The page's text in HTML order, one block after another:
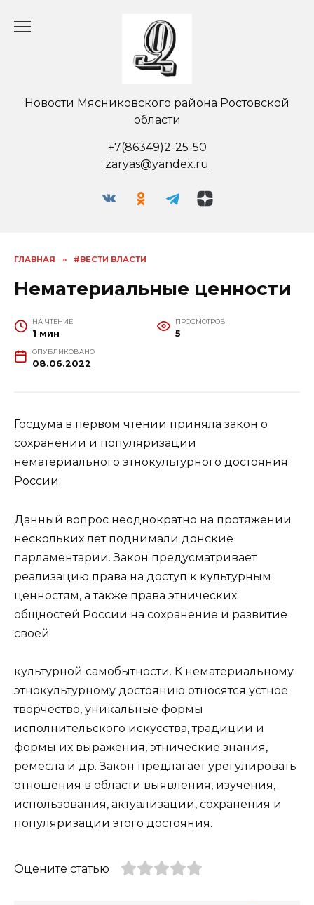
Новости Мясниковского района Ростовской
области
+7(86349)2-25-50
zaryas@yandex.ru
ГЛАВНАЯ » #ВЕСТИ ВЛАСТИ
Нематериальные ценности
НА ЧТЕНИЕ
1 мин
ПРОСМОТРОВ
5
ОПУБЛИКОВАНО
08.06.2022
Госдума в первом чтении приняла закон о
сохранении и популяризации
нематериального этнокультурного достояния
России.
Данный вопрос неоднократно на протяжении
нескольких лет поднимали донские
парламентарии. Закон предусматривает
реализацию права на доступ к культурным
ценностям, а также права этнических
общностей России на сохранение и развитие
своей
культурной самобытности. К нематериальному
этнокультурному достоянию относятся устное
творчество, уникальные формы
исполнительского искусства, традиции и
формы их выражения, этнические знания,
ремесла и др. Закон предлагает урегулировать
отношения в области выявления, изучения,
использования, актуализации, сохранения и
популяризации этого достояния.
Оцените статью